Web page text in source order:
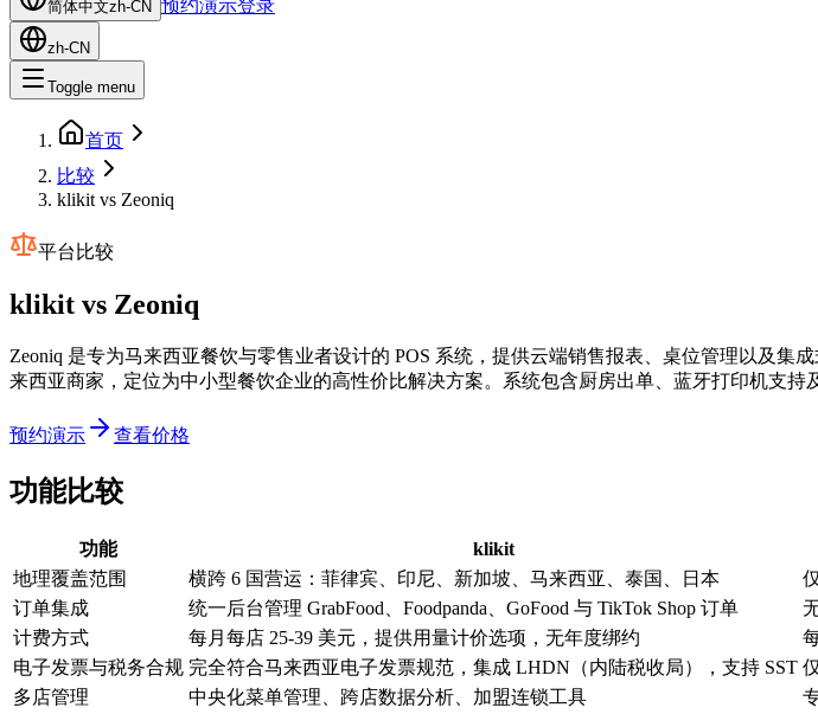
简体中文zh-CN 预约演示登录
zh-CN
Toggle menu
首页
比较
klikit vs Zeoniq
平台比较
klikit vs Zeoniq
Zeoniq 是专为马来西亚餐饮与零售业者设计的 POS 系统，提供云端销售报表、桌位管理以及集
来西亚商家，定位为中小型餐饮企业的高性价比解决方案。系统包含厨房出单、蓝牙打印机支持
预约演示 查看价格
功能比较
功能 klikit
地理覆盖范围
横跨 6 国营运：菲律宾、印尼、新加坡、马来西亚、泰国、日本
订单集成
统一后台管理 GrabFood、Foodpanda、GoFood 与 TikTok Shop 订单
计费方式
每月每店 25-39 美元，提供用量计价选项，无年度绑约
电子发票与税务合规 完全符合马来西亚电子发票规范，集成 LHDN（内陆税收局），支持 SST
多店管理
中央化菜单管理、跨店数据分析、加盟连锁工具